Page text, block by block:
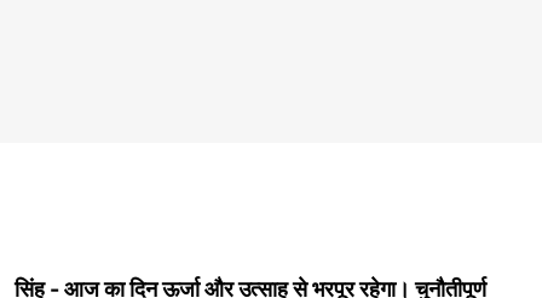
सिंह - आज का दिन ऊर्जा और उत्साह से भरपूर रहेगा। चुनौतीपूर्ण